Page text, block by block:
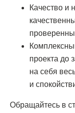
Качество и
проекта до
на себя
и
Обращайтесь в